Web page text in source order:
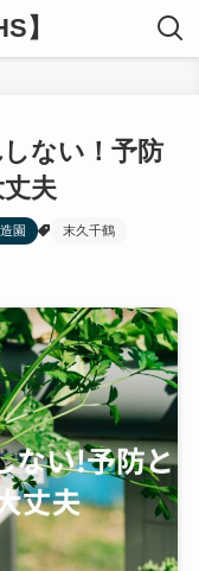
】
ない！予防
夫
園 末久千鶴